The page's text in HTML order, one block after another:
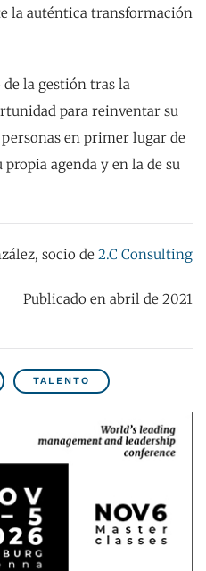
la auténtica transformación
la gestión tras la
para reinventar su
personas en primer lugar de
agenda y en la de su
socio de 2.C Consulting
Publicado en abril de 2021
TALENTO